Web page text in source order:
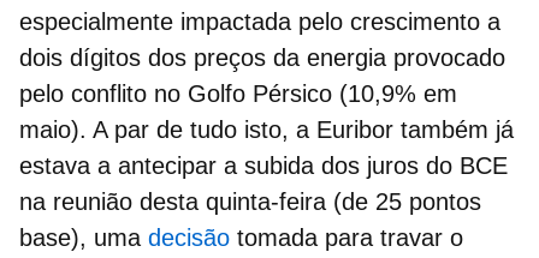
especialmente impactada pelo crescimento a
dois dígitos dos preços da energia provocado
pelo conflito no Golfo Pérsico (10,9% em
maio). A par de tudo isto, a Euribor também já
estava a antecipar a subida dos juros do BCE
na reunião desta quinta-feira (de 25 pontos
base), uma decisão tomada para travar o